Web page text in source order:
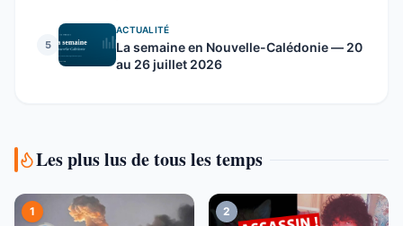
5
ACTUALITÉ
La semaine en Nouvelle-Calédonie — 20
au 26 juillet 2026
Les plus lus de tous les temps
1 2